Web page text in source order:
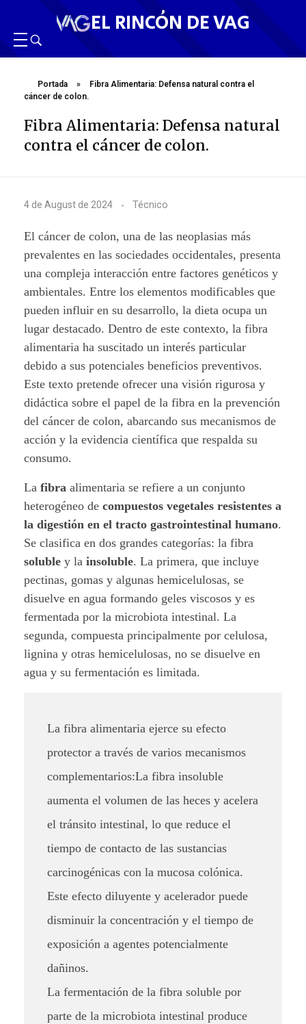
EL RINCÓN DE VAG
Portada »
Fibra Alimentaria: Defensa natural contra el
cáncer de colon.
Fibra Alimentaria: Defensa natural
contra el cáncer de colon.
F
i
b
r
a
A
l
i
m
e
n
t
a
r
i
a
:
D
4 de August de 2024 Técnico
El cáncer de colon, una de las neoplasias más
prevalentes en las sociedades occidentales, presenta
una compleja interacción entre factores genéticos y
ambientales. Entre los elementos modificables que
pueden influir en su desarrollo, la dieta ocupa un
lugar destacado. Dentro de este contexto, la fibra
alimentaria ha suscitado un interés particular
debido a sus potenciales beneficios preventivos.
Este texto pretende ofrecer una visión rigurosa y
didáctica sobre el papel de la fibra en la prevención
del cáncer de colon, abarcando sus mecanismos de
acción y la evidencia científica que respalda su
consumo.
La fibra alimentaria se refiere a un conjunto
heterogéneo de compuestos vegetales resistentes a
la digestión en el tracto gastrointestinal humano.
Se clasifica en dos grandes categorías: la fibra
soluble y la insoluble. La primera, que incluye
pectinas, gomas y algunas hemicelulosas, se
disuelve en agua formando geles viscosos y es
fermentada por la microbiota intestinal. La
segunda, compuesta principalmente por celulosa,
lignina y otras hemicelulosas, no se disuelve en
agua y su fermentación es limitada.
La fibra alimentaria ejerce su efecto
protector a través de varios mecanismos
complementarios:La fibra insoluble
aumenta el volumen de las heces y acelera
el tránsito intestinal, lo que reduce el
tiempo de contacto de las sustancias
carcinogénicas con la mucosa colónica.
Este efecto diluyente y acelerador puede
disminuir la concentración y el tiempo de
exposición a agentes potencialmente
dañinos.
La fermentación de la fibra soluble por
parte de la microbiota intestinal produce